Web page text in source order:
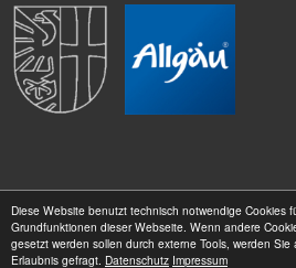
Diese Website benutzt technisch notwendige Cookies
Grundfunktionen dieser Webseite. Wenn andere
gesetzt werden sollen durch externe Tools, werden
Erlaubnis gefragt. Datenschutz Impressum